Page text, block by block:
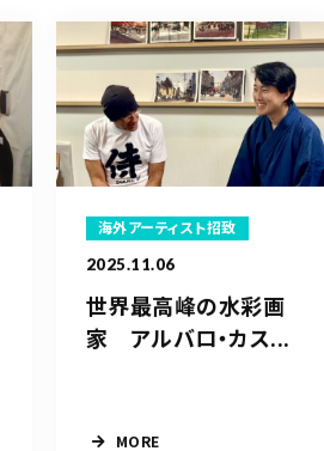
海外アーティスト招致
2025.11.06
世界最高峰の水彩画
家 アルバロ・カス...
MORE